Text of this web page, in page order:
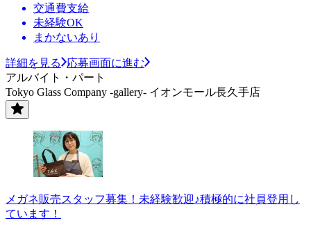
交通費支給
未経験OK
まかないあり
詳細を見る
応募画面に進む
アルバイト・パート
Tokyo Glass Company -gallery- イオンモール長久手店
メガネ販売スタッフ募集！未経験歓迎♪積極的に社員登用し
ています！